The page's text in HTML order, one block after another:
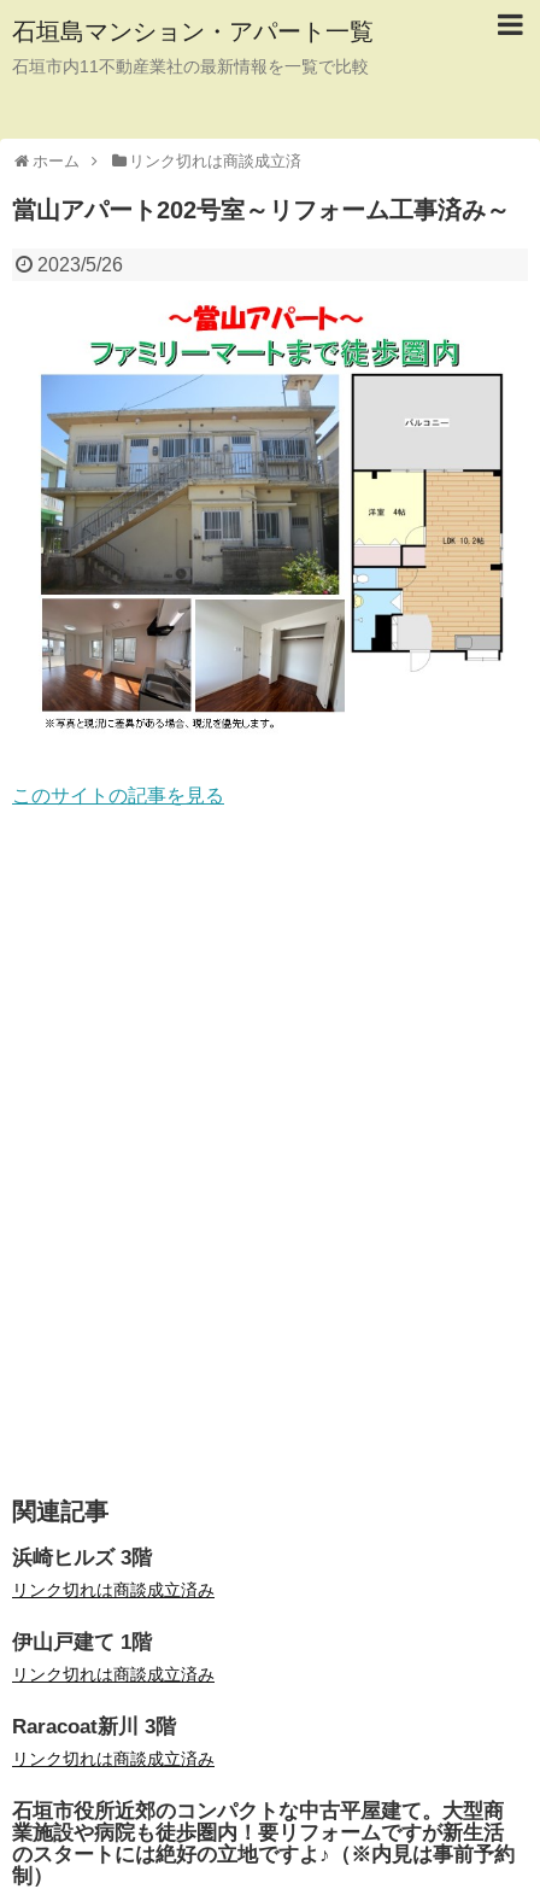
石垣島マンション・アパート一覧
石垣市内11不動産業社の最新情報を一覧で比較
ホーム リンク切れは商談成立済
當山アパート202号室～リフォーム工事済み～
2023/5/26
このサイトの記事を見る
関連記事
浜崎ヒルズ 3階
リンク切れは商談成立済み
伊山戸建て 1階
リンク切れは商談成立済み
Raracoat新川 3階
リンク切れは商談成立済み
石垣市役所近郊のコンパクトな中古平屋建て。大型商
業施設や病院も徒歩圏内！要リフォームですが新生活
のスタートには絶好の立地ですよ♪（※内見は事前予約
制）